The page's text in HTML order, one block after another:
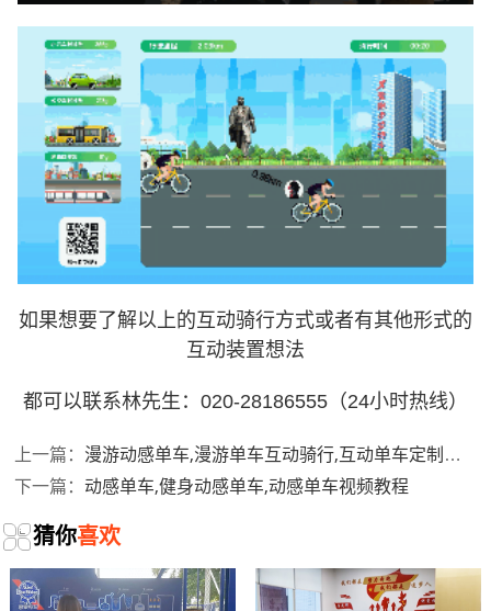
如果想要了解以上的互动骑行方式或者有其他形式的
互动装置想法
都可以联系林先生：020-28186555（24小时热线）
上一篇： 漫游动感单车,漫游单车互动骑行,互动单车定制公司
下一篇：动感单车,健身动感单车,动感单车视频教程
猜你喜欢